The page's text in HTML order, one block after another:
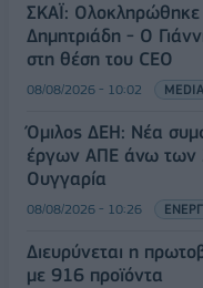
ΣΚΑΪ: Ολοκληρώθηκε
Δημητριάδη - Ο
στη θέση του CEO
08/08/2026 - 10:02 MEDIA
Όμιλος ΔΕΗ: Νέα
έργων ΑΠΕ άνω των
Ουγγαρία
08/08/2026 - 10:26
Διευρύνεται η
με 916 προϊόντα